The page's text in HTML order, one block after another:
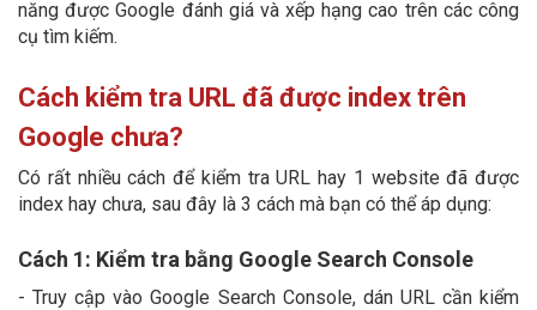
năng được Google đánh giá và xếp hạng cao trên các công
cụ tìm kiếm.
Cách kiểm tra URL đã được index trên
Google chưa?
Có rất nhiều cách để kiểm tra URL hay 1 website đã được
index hay chưa, sau đây là 3 cách mà bạn có thể áp dụng:
Cách 1: Kiểm tra bằng Google Search Console
- Truy cập vào Google Search Console, dán URL cần kiểm